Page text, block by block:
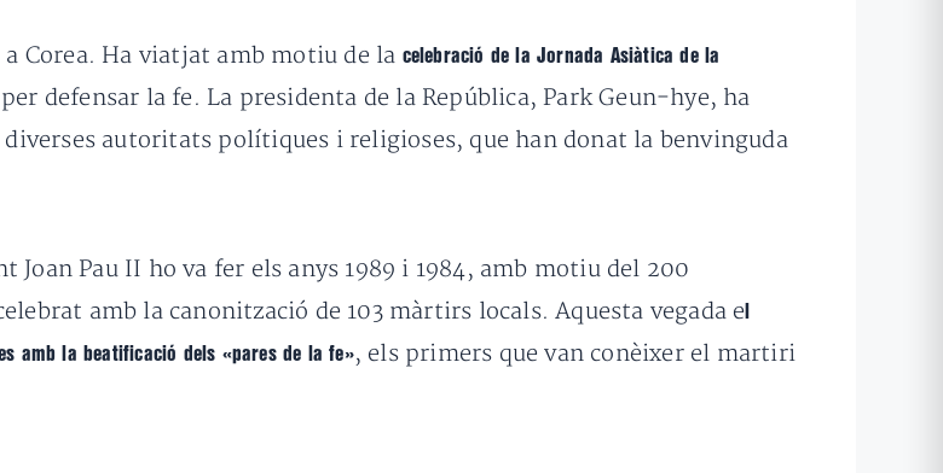
Corea. Ha viatjat amb motiu de la celebració de la Jornada Asiàtica de la
defensar la fe. La presidenta de la República, Park Geun-hye, ha
autoritats polítiques i religioses, que han donat la benvinguda
Joan Pau II ho va fer els anys 1989 i 1984, amb motiu del 200
amb la canonització de 103 màrtirs locals. Aquesta vegada e
amb la beatificació dels «pares de la fe», els primers que van conèixer el martiri